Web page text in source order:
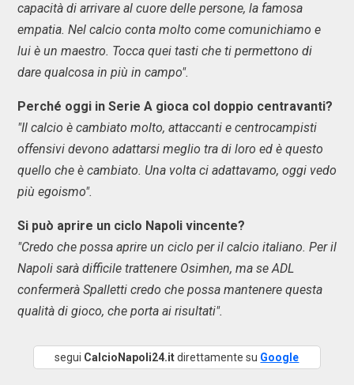
capacità di arrivare al cuore delle persone, la famosa
empatia. Nel calcio conta molto come comunichiamo e
lui è un maestro. Tocca quei tasti che ti permettono di
dare qualcosa in più in campo".
Perché oggi in Serie A gioca col doppio centravanti?
"Il calcio è cambiato molto, attaccanti e centrocampisti
offensivi devono adattarsi meglio tra di loro ed è questo
quello che è cambiato. Una volta ci adattavamo, oggi vedo
più egoismo".
Si può aprire un ciclo Napoli vincente?
"Credo che possa aprire un ciclo per il calcio italiano. Per il
Napoli sarà difficile trattenere Osimhen, ma se ADL
confermerà Spalletti credo che possa mantenere questa
qualità di gioco, che porta ai risultati".
segui CalcioNapoli24.itdirettamente su Google